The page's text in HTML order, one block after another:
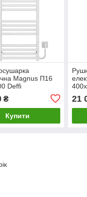
Magnus П16
Deffi
сталь (Білий,
₴
Купити
21